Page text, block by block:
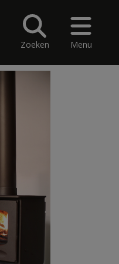
Zoeken Menu